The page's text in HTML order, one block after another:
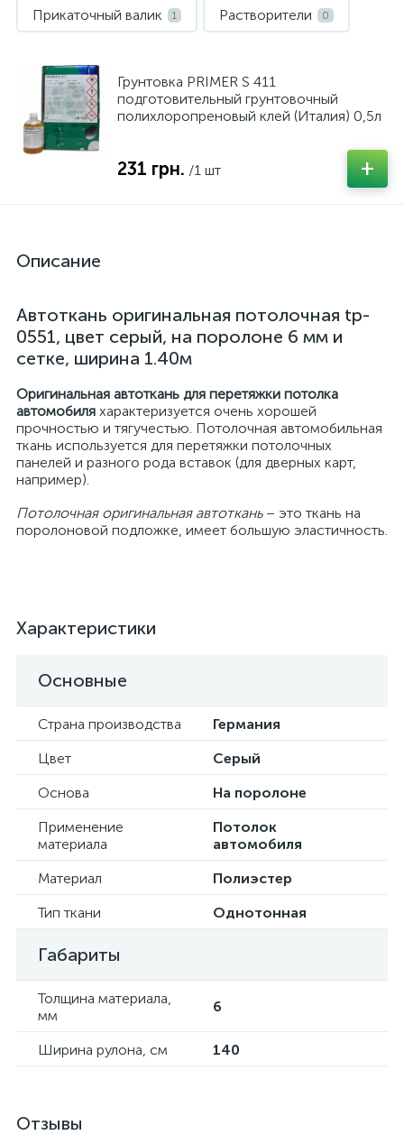
Прикаточный валик 1 Растворители 0
Грунтовка PRIMER S 411
подготовительный грунтовочный
полихлоропреновый клей (Италия) 0,5л
231 грн. /1 шт +
Описание
Автоткань оригинальная потолочная tp-
0551, цвет серый, на поролоне 6 мм и
сетке, ширина 1.40м
Оригинальная автоткань для перетяжки потолка
автомобиля характеризуется очень хорошей
прочностью и тягучестью. Потолочная автомобильная
ткань используется для перетяжки потолочных
панелей и разного рода вставок (для дверных карт,
например).
Потолочная оригинальная автоткань– это ткань на
поролоновой подложке, имеет большую эластичность.
Характеристики
Основные
Страна производства
Германия
Цвет
Серый
Основа
На поролоне
Применение
материала
Потолок
автомобиля
Материал
Полиэстер
Тип ткани
Однотонная
Габариты
Толщина материала,
мм
6
Ширина рулона, см 140
Отзывы